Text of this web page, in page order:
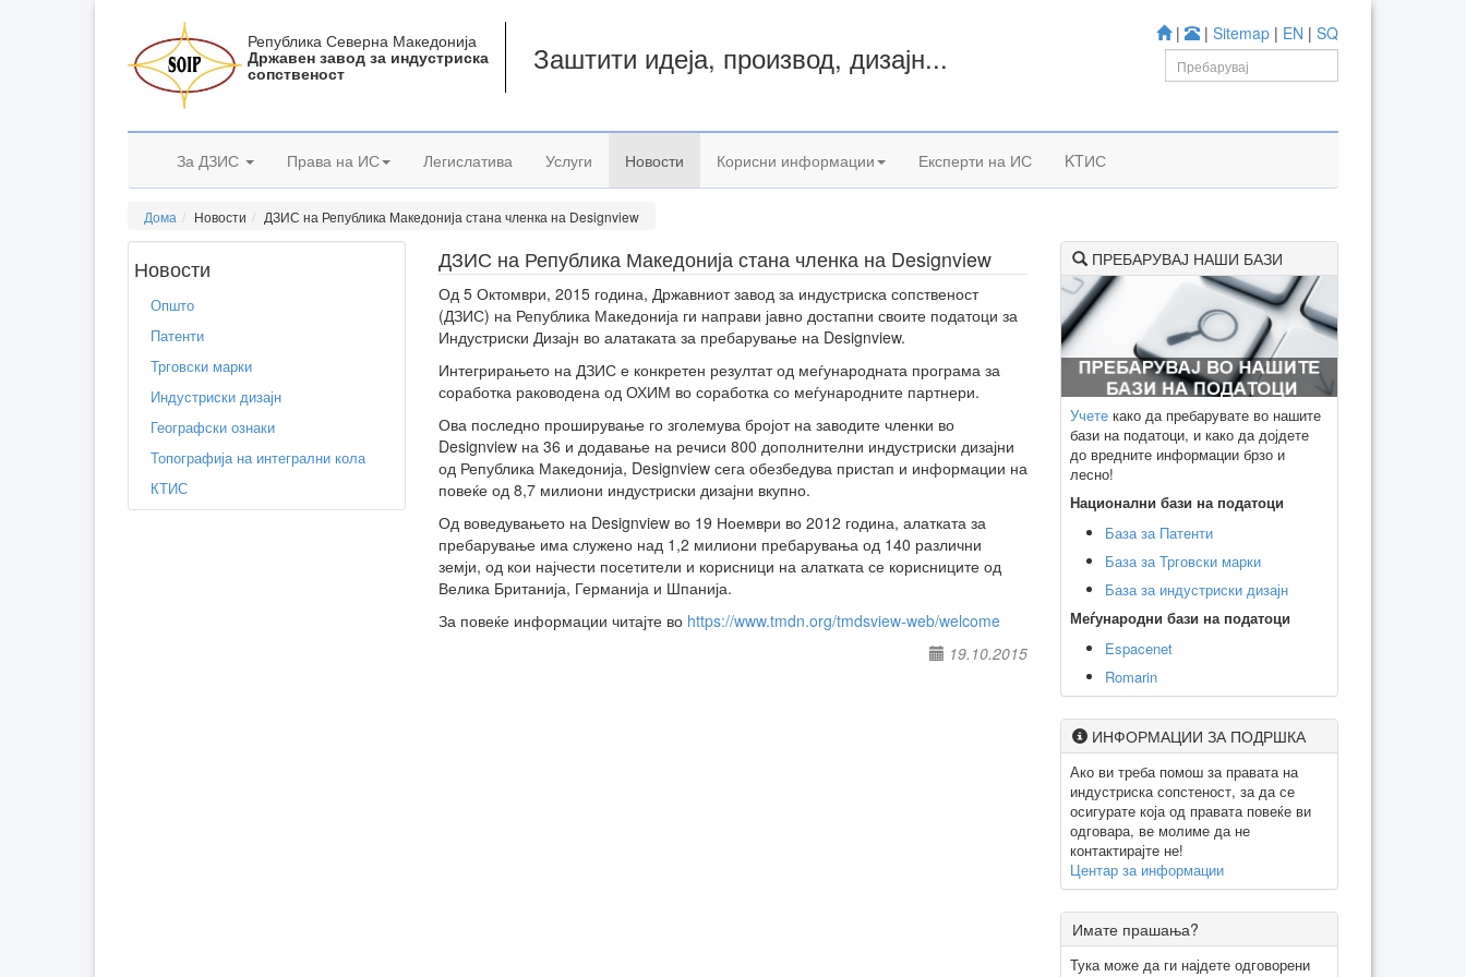
| | Sitemap | EN | SQ
Република Северна Македонија
Државен завод за индустриска
сопственост Заштити идеја, производ, дизајн...
За ДЗИС Права на ИС Легислатива Услуги Новости Корисни информации Експерти на ИС KTИС
Дома Новости ДЗИС на Република Македонија стана членка на Designview
Новости
Општо
Патенти
Трговски марки
Индустриски дизајн
Географски ознаки
Топографија на интегрални кола
КТИС
ДЗИС на Република Македонија стана членка на Designview
Од 5 Октомври, 2015 година, Државниот завод за индустриска сопственост
(ДЗИС) на Република Македонија ги направи јавно достапни своите податоци за
Индустриски Дизајн во алатаката за пребарување на Designview.
Интегрирањето на ДЗИС е конкретен резултат од меѓународната програма за
соработка раководена од ОХИМ во соработка со меѓународните партнери.
Ова последно проширување го зголемува бројот на заводите членки во
Designview на 36 и додавање на речиси 800 дополнителни индустриски дизајни
од Република Македонија, Designview сега обезбедува пристап и информации на
повеќе од 8,7 милиони индустриски дизајни вкупно.
Од воведувањето на Designview во 19 Ноември во 2012 година, алатката за
пребарување има служено над 1,2 милиони пребарувања од 140 различни
земји, од кои најчести посетители и корисници на алатката се корисниците од
Велика Британија, Германија и Шпанија.
За повеќе информации читајте во https://www.tmdn.org/tmdsview-web/welcome
19.10.2015
ПРЕБАРУВАЈ НАШИ БАЗИ
Учете како да пребарувате во нашите
бази на податоци, и како да дојдете
до вредните информации брзо и
лесно!
Национални бази на податоци
База за Патенти
База за Трговски марки
База за индустриски дизајн
Меѓународни бази на податоци
Espacenet
Romarin
ИНФОРМАЦИИ ЗА ПОДРШКА
Ако ви треба помош за правата на
индустриска сопстеност, за да се
осигурате која од правата повеќе ви
одговара, ве молиме да не
контактирајте не!
Центар за информации
Имате прашања?
Тука може да ги најдете одговорени